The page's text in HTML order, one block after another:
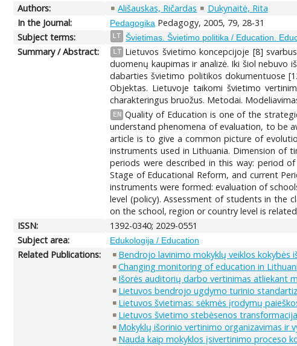
Authors:
Ališauskas, Ričardas
Dukynaitė, Rita
In the Journal:
Pedagogika Pedagogy, 2005, 79, 28-31
Subject terms:
LT Švietimas. Švietimo politika / Education.
Summary / Abstract: LT Lietuvos švietimo koncepcijoje [8]
duomenų kaupimas ir analizė. Iki šiol nebuvo
dabarties švietimo politikos dokumentuose
Objektas. Lietuvoje taikomi švietimo
charakteringus bruožus. Metodai.
EN Quality of Education is one of the
understand phenomena of evaluation, to be
article is to give a common picture of
instruments used in Lithuania. Dimension of
periods were described in this way: period
Stage of Educational Reform, and current
instruments were formed: evaluation of
level (policy). Assessment of students in the
on the school, region or country level is
ISSN:
1392-0340; 2029-0551
Subject area:
Edukologija / Education
Related Publications: Bendrojo lavinimo mokyklų veiklos
Changing monitoring of education in
Išorės auditorių darbo vertinimas atliekant
Lietuvos bendrojo ugdymo turinio
Lietuvos švietimas: sėkmės įrodymų
Lietuvos švietimo stebėsenos
Mokyklų išorinio vertinimo organizavimas ir
Nauda kaip mokyklos įsivertinimo proceso